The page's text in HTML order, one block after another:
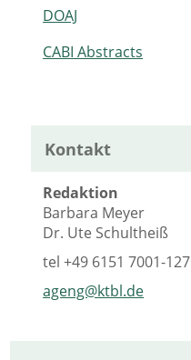
DOAJ
CABI Abstracts
Kontakt
Redaktion
Barbara Meyer
Dr. Ute Schultheiß
tel+49 6151 7001-127
ageng@ktbl.de